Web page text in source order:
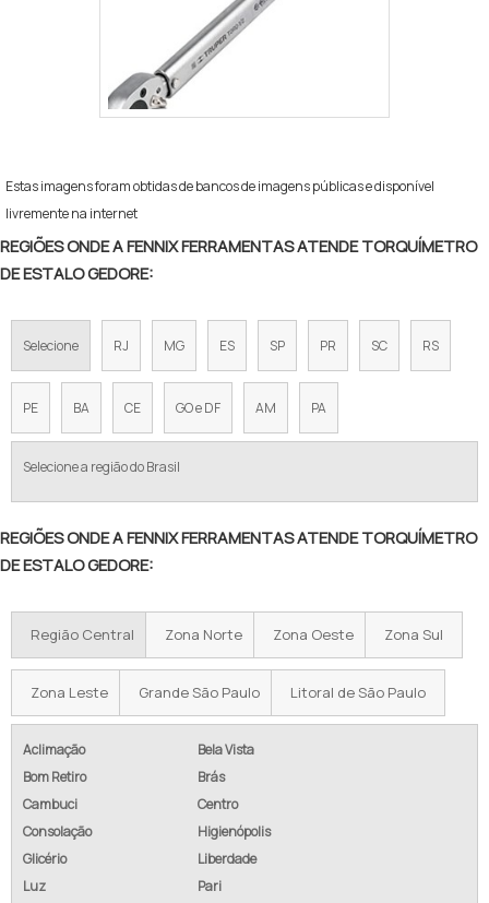
Estas imagens foram obtidas de bancos de imagens públicas e disponível
livremente na internet
REGIÕES ONDE A FENNIX FERRAMENTAS ATENDE TORQUÍMETRO
DE ESTALO GEDORE:
Selecione RJ MG ES SP PR SC RS
PE BA CE GO e DF AM PA
Selecione a região do Brasil
REGIÕES ONDE A FENNIX FERRAMENTAS ATENDE TORQUÍMETRO
DE ESTALO GEDORE:
Região Central Zona Norte Zona Oeste Zona Sul
Zona Leste Grande São Paulo Litoral de São Paulo
Aclimação
Bela Vista
Bom Retiro
Brás
Cambuci
Centro
Consolação
Higienópolis
Glicério
Liberdade
Luz
Pari